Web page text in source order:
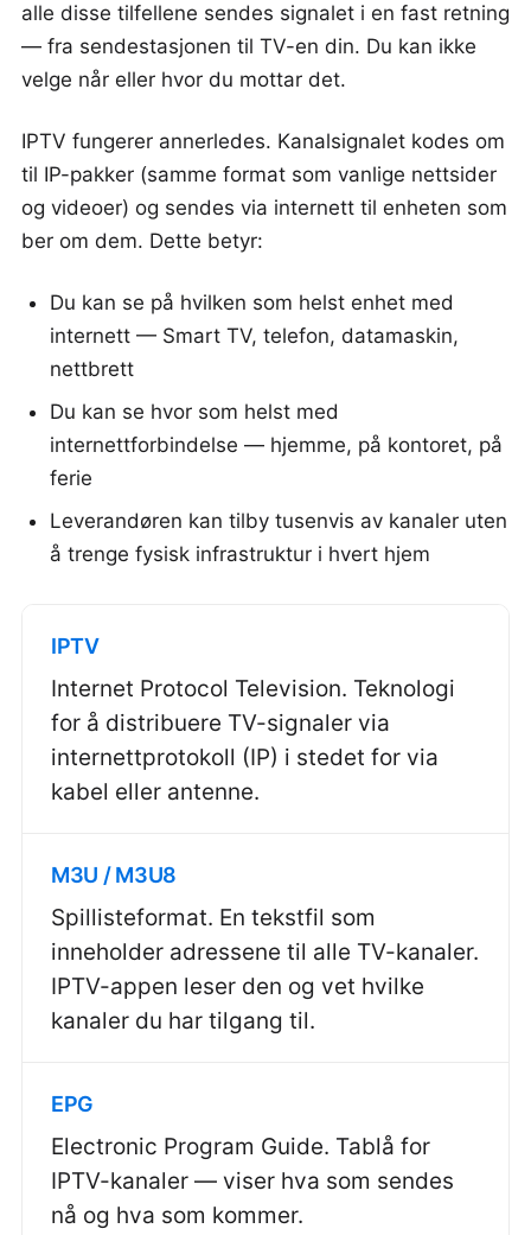
alle disse tilfellene sendes signalet i en fast retning
— fra sendestasjonen til TV-en din. Du kan ikke
velge når eller hvor du mottar det.
IPTV fungerer annerledes. Kanalsignalet kodes om
til IP-pakker (samme format som vanlige nettsider
og videoer) og sendes via internett til enheten som
ber om dem. Dette betyr:
Du kan se på hvilken som helst enhet med
internett — Smart TV, telefon, datamaskin,
nettbrett
Du kan se hvor som helst med
internettforbindelse — hjemme, på kontoret, på
ferie
Leverandøren kan tilby tusenvis av kanaler uten
å trenge fysisk infrastruktur i hvert hjem
IPTV
Internet Protocol Television. Teknologi
for å distribuere TV-signaler via
internettprotokoll (IP) i stedet for via
kabel eller antenne.
M3U / M3U8
Spillisteformat. En tekstfil som
inneholder adressene til alle TV-kanaler.
IPTV-appen leser den og vet hvilke
kanaler du har tilgang til.
EPG
Electronic Program Guide. Tablå for
IPTV-kanaler — viser hva som sendes
nå og hva som kommer.